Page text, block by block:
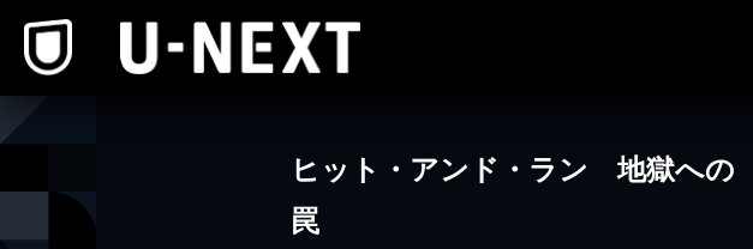
ヒット・アンド・ラン 地獄への
罠